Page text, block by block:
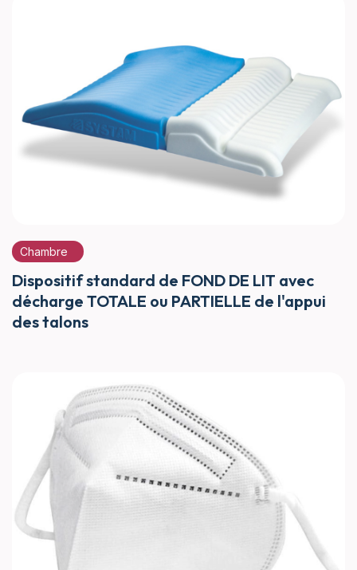
Chambre
Dispositif standard de FOND DE LIT avec
décharge TOTALE ou PARTIELLE de l'appui
des talons